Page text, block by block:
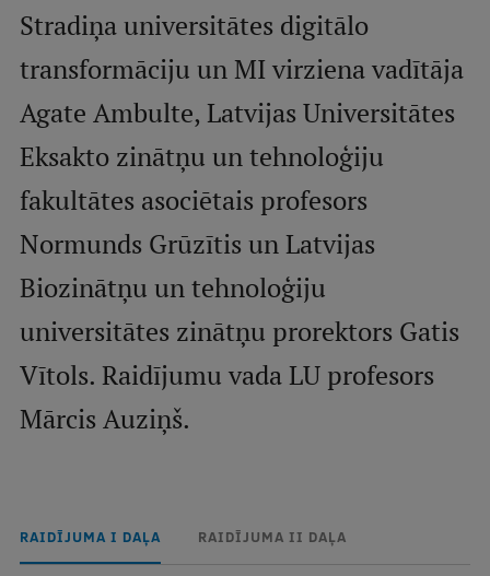
Par RSU
Studiju norises vietas
Stratēģija
Vēsture un tradīcijas
Identitāte
Muzeji un ekspozīcijas
Stradiņa universitātes digitālo
transformāciju un MI virziena vadītāja
Agate Ambulte, Latvijas Universitātes
Eksakto zinātņu un tehnoloģiju
fakultātes asociētais profesors
Normunds Grūzītis un Latvijas
Biozinātņu un tehnoloģiju
universitātes zinātņu prorektors Gatis
Vītols. Raidījumu vada LU profesors
Mārcis Auziņš.
RAIDĪJUMA I DAĻA RAIDĪJUMA II DAĻA